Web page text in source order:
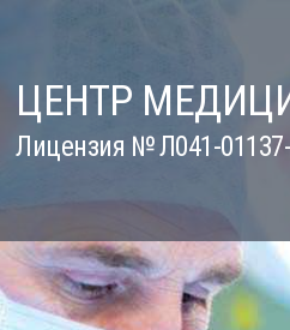
ЦЕНТР
Лицензия № Л041-